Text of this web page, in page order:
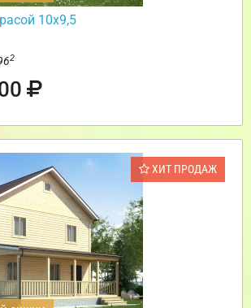
10х9,5
2
ХИТ ПРОДАЖ